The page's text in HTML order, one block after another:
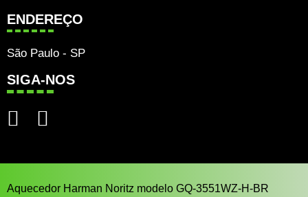
ENDEREÇO
São Paulo - SP
SIGA-NOS
Aquecedor Harman Noritz modelo GQ-3551WZ-H-BR